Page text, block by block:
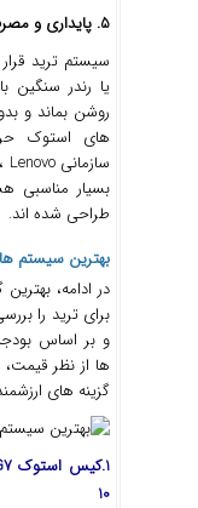
5. پایداری و مصرف بهینه
سیستم ترید
یا رندر سنگین
روشن بماند و
‌های استوک
بسیار مناسبی
طراحی شده ‌اند.
بهترین سیستم
در ادامه،
برای ترید را
و بر اساس
‌ها از نظر قیمت،
گزینه‌ های
10